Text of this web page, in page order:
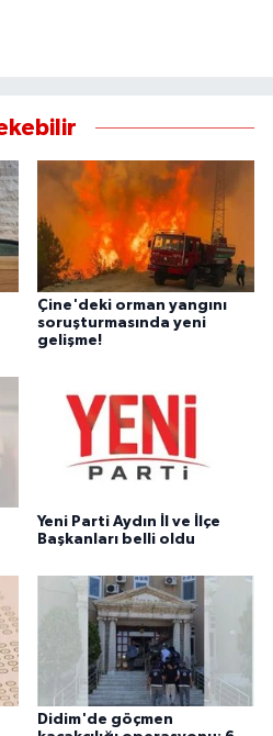
Çine'deki orman yangını
soruşturmasında yeni
gelişme!
Yeni Parti Aydın İl ve İlçe
Başkanları belli oldu
Didim'de göçmen